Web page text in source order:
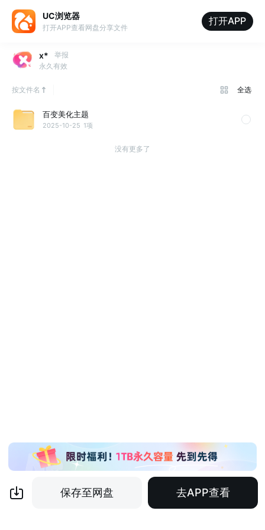
UC浏览器
打开APP查看网盘分享文件
打开APP
x*
举报
永久有效
按文件名 全选
百变美化主题
2025-10-25 1项
没有更多了
保存至网盘 去APP查看